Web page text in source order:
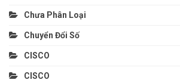
Chưa Phân Loại
Chuyển Đổi Số
CISCO
CISCO